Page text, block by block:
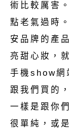
術比較厲害
點老氣過時
安品牌的產
亮甜心妝，
手機show網
跟我們買的
一樣是跟你
很單純，或